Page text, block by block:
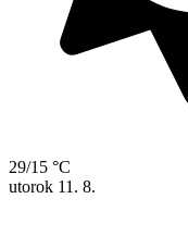
29/15 °C
utorok 11. 8.